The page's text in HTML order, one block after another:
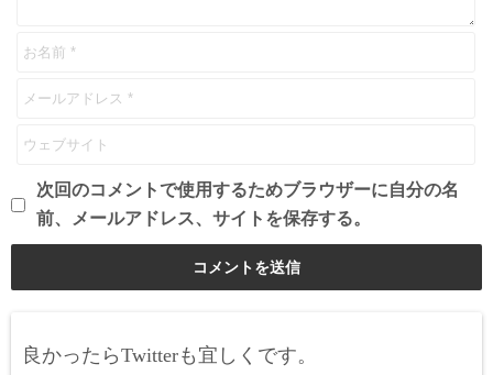
次回のコメントで使用するためブラウザーに自分の名
前、メールアドレス、サイトを保存する。
良かったらTwitterも宜しくです。